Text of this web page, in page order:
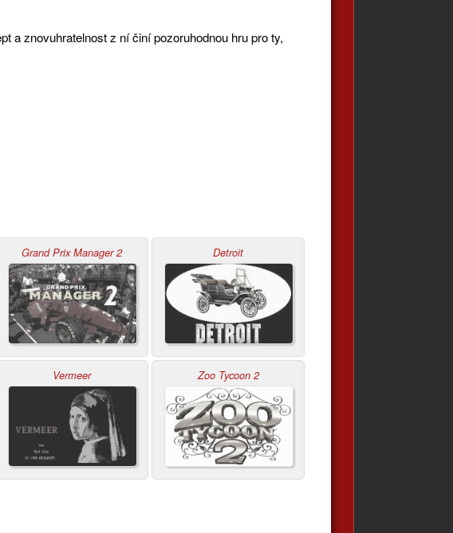
a znovuhratelnost z ní činí pozoruhodnou hru pro ty,
Grand Prix Manager 2 Detroit
Vermeer Zoo Tycoon 2